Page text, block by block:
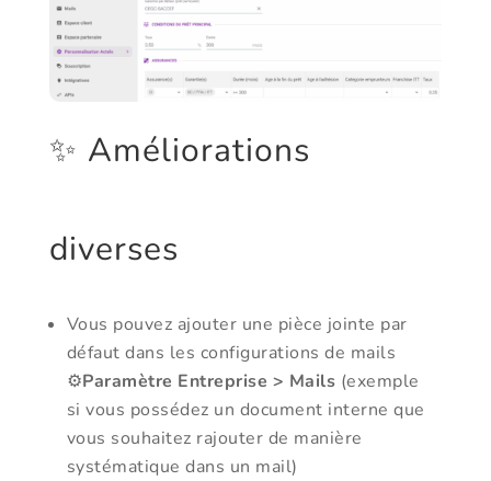
✨ Améliorations
diverses
Vous pouvez ajouter une pièce jointe par
défaut dans les configurations de mails
⚙️Paramètre Entreprise > Mails (exemple
si vous possédez un document interne que
vous souhaitez rajouter de manière
systématique dans un mail)